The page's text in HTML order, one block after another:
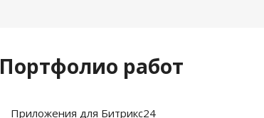
Портфолио работ
Приложения для Битрикс24